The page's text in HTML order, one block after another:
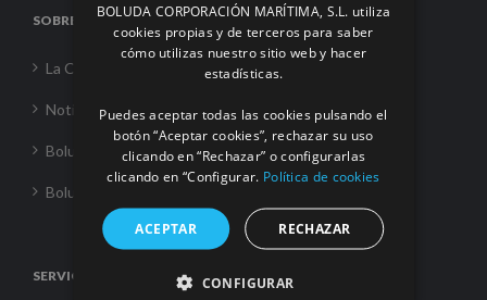
SOBRE NOSOTROS
La Corporación
Noticias
Boluda Towage
Boluda Shipping
SERVICIOS
ENGLISH
FRENCH
BOLUDA CORPORACIÓN MARÍTIMA, S.L. utiliza
cookies propias y de terceros para saber
cómo utilizas nuestro sitio web y hacer
estadísticas.
Puedes aceptar todas las cookies pulsando el
botón “Aceptar cookies”, rechazar su uso
clicando en “Rechazar” o configurarlas
clicando en “Configurar. Política de cookies
ACEPTAR RECHAZAR
CONFIGURAR